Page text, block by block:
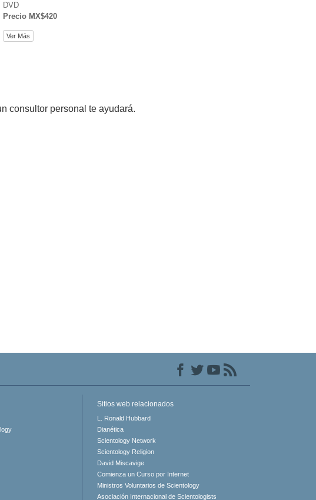
DVD
Precio MX$420
Ver Más
consultor personal te ayudará.
Sitios web relacionados
L. Ronald Hubbard
Dianética
Scientology Network
Scientology Religion
David Miscavige
Comienza un Curso por Internet
Ministros Voluntarios de Scientology
Asociación Internacional de Scientologists